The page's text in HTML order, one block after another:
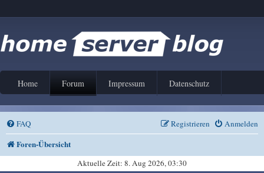
Home Forum Impressum Datenschutz
FAQ Anmelden
Registrieren
Foren-Übersicht
Aktuelle Zeit: 8. Aug 2026, 03:30